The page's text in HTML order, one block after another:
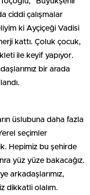
ciddi çalışmalar
ki Ayçiçeği Vadisi
kattı. Çoluk çocuk,
ile keyif yapıyor.
bir arada
üslubuna daha fazla
seçimler
Hepimiz bu şehirde
yüz yüze bakacağız.
arkadaşlarımız,
dikkatli olalım.